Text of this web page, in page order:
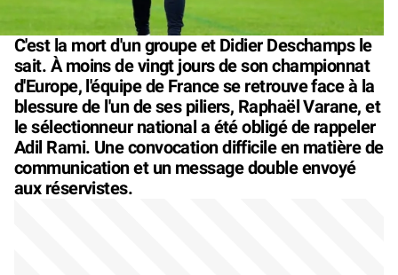
C'est la mort d'un groupe et Didier Deschamps le
sait. À moins de vingt jours de son championnat
d'Europe, l'équipe de France se retrouve face à la
blessure de l'un de ses piliers, Raphaël Varane, et
le sélectionneur national a été obligé de rappeler
Adil Rami. Une convocation difficile en matière de
communication et un message double envoyé
aux réservistes.